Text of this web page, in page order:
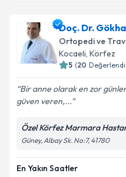
Doç. Dr.
Ortopedi ve
Kocaeli, Körfez
5 (20
Bir anne olarak en zor
güven veren,...
Özel Körfez Marmara
Güney, Albay Sk. No:7, 41780
En Yakın Saatler